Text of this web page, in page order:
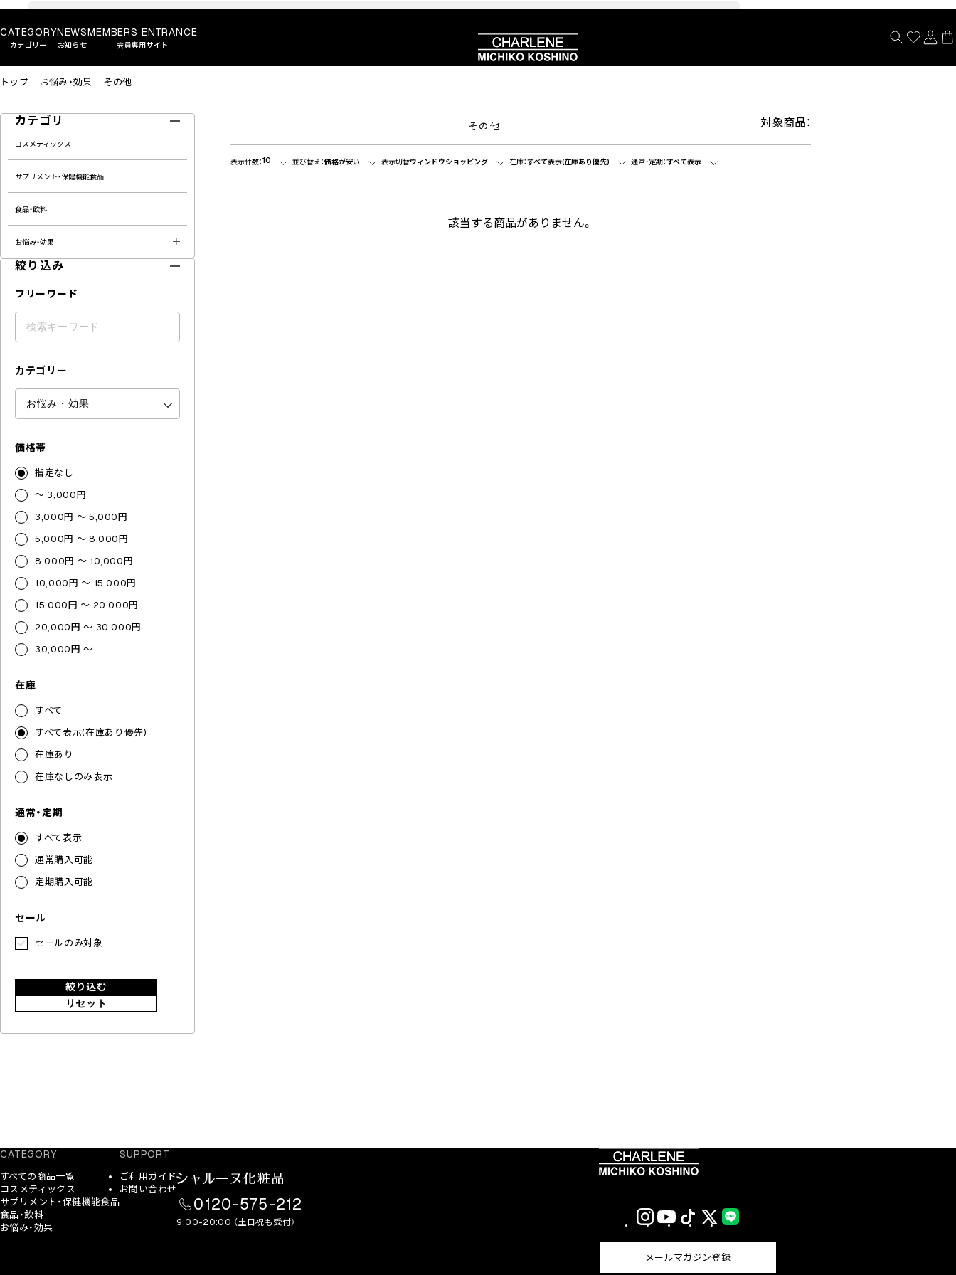
CATEGORY
カテゴリー
NEWS
お知らせ
MEMBERS ENTRANCE
会員専用サイト
トップ お悩み・効果 その他
カテゴリ
コスメティックス
サプリメント・保健機能食品
食品・飲料
お悩み・効果
絞り込み
フリーワード
カテゴリー
価格帯
指定なし
～ 3,000円
3,000円 ～ 5,000円
5,000円 ～ 8,000円
8,000円 ～ 10,000円
10,000円 ～ 15,000円
15,000円 ～ 20,000円
20,000円 ～ 30,000円
30,000円 ～
在庫
すべて
すべて表示(在庫あり優先)
在庫あり
在庫なしのみ表示
通常・定期
すべて表示
通常購入可能
定期購入可能
セール
セールのみ対象
絞り込む
リセット
その他 対象商品：
表示件数：10 並び替え：価格が安い 表示切替ウィンドウショッピング 在庫：すべて表示(在庫あり優先) 通常・定期：すべて表示
該当する商品がありません。
CATEGORY
すべての商品一覧
コスメティックス
サプリメント・保健機能食品
食品・飲料
お悩み・効果
SUPPORT
ご利用ガイド
お問い合わせ
0120-575-212
9:00-20:00 （土日祝も受付）
InstagramYouTubeTikTok X
(Twitter)
メールマガジン登録